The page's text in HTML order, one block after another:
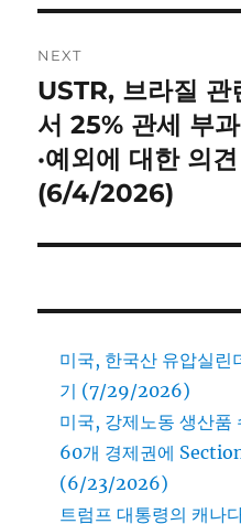
NEXT
Next
post:
USTR, 브라질 관
서 25% 관세 부
·예외에 대한 의
(6/4/2026)
미국, 한국산 유압실린
기 (7/29/2026)
미국, 강제노동 생산품
60개 경제권에
(6/23/2026)
트럼프 대통령의 캐나